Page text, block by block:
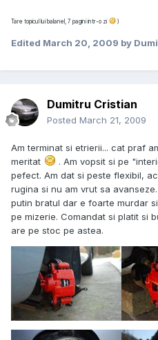
Tare topicul lui balanel, 7 pagini intr-o zi )
Edited March 20, 2009 by
Dumitru Cristian
Posted March 21, 2009
Am terminat si etrierii... cat praf
meritat
. Am vopsit si pe
pefect. Am dat si peste flexibil,
rugina si nu am vrut sa
putin bratul dar e foarte murdar
pe mizerie. Comandat si platit si
are pe stoc pe astea.